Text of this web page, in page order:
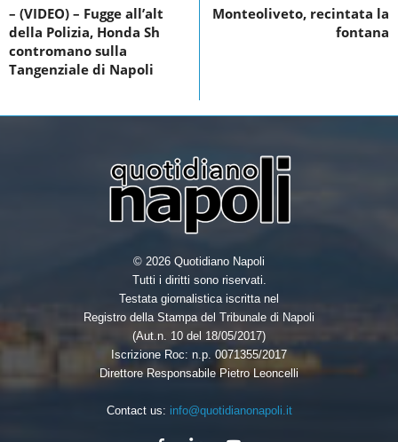
o
o
k
n
– (VIDEO) – Fugge all’alt
della Polizia, Honda Sh
contromano sulla
Tangenziale di Napoli
Monteoliveto, recintata la
fontana
© 2026 Quotidiano Napoli
Tutti i diritti sono riservati.
Testata giornalistica iscritta nel
Registro della Stampa del Tribunale di Napoli
(Aut.n. 10 del 18/05/2017)
Iscrizione Roc: n.p. 0071355/2017
Direttore Responsabile Pietro Leoncelli
Contact us: info@quotidianonapoli.it